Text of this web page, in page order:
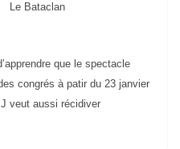
Le Bataclan
que le spectacle
congrés à patir du 23 janvier
veut aussi récidiver